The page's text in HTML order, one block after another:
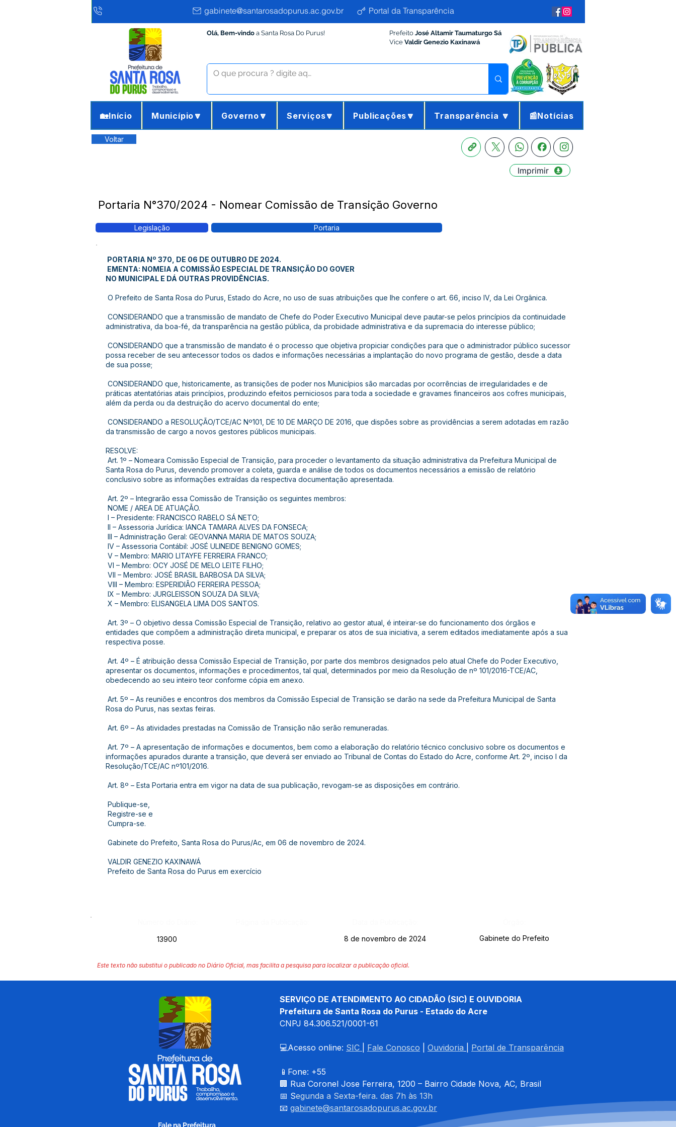
gabinete@santarosadopurus.ac.gov.br Portal da Transparência
Olá, Bem-vindo a Santa Rosa Do Purus! Prefeito José Altamir Taumaturgo Sá
Vice Valdir Genezio Kaxinawá
🏡Início Município🔽 Governo🔽 Serviços🔽 Publicações🔽 Transparência 🔽 📰Notícias
Voltar
Imprimir
Portaria N°370/2024 - Nomear Comissão de Transição Governo
Legislação Portaria
PORTARIA Nº 370, DE 06 DE OUTUBRO DE 2024.
EMENTA: NOMEIA A COMISSÃO ESPECIAL DE TRANSIÇÃO DO GOVER
NO MUNICIPAL E DÁ OUTRAS PROVIDÊNCIAS.
O Prefeito de Santa Rosa do Purus, Estado do Acre, no uso de suas atribuições que lhe confere o art. 66, inciso IV, da Lei Orgânica.
CONSIDERANDO que a transmissão de mandato de Chefe do Poder Executivo Municipal deve pautar-se pelos princípios da continuidade
administrativa, da boa-fé, da transparência na gestão pública, da probidade administrativa e da supremacia do interesse público;
CONSIDERANDO que a transmissão de mandato é o processo que objetiva propiciar condições para que o administrador público sucessor
possa receber de seu antecessor todos os dados e informações necessárias a implantação do novo programa de gestão, desde a data
de sua posse;
CONSIDERANDO que, historicamente, as transições de poder nos Municípios são marcadas por ocorrências de irregularidades e de
práticas atentatórias atais princípios, produzindo efeitos perniciosos para toda a sociedade e gravames financeiros aos cofres municipais,
além da perda ou da destruição do acervo documental do ente;
CONSIDERANDO a RESOLUÇÃO/TCE/AC Nº101, DE 10 DE MARÇO DE 2016, que dispões sobre as providências a serem adotadas em razão
da transmissão de cargo a novos gestores públicos municipais.
RESOLVE:
Art. 1º – Nomeara Comissão Especial de Transição, para proceder o levantamento da situação administrativa da Prefeitura Municipal de
Santa Rosa do Purus, devendo promover a coleta, guarda e análise de todos os documentos necessários a emissão de relatório
conclusivo sobre as informações extraídas da respectiva documentação apresentada.
Art. 2º – Integrarão essa Comissão de Transição os seguintes membros:
NOME / AREA DE ATUAÇÃO.
I – Presidente: FRANCISCO RABELO SÁ NETO;
II – Assessoria Jurídica: IANCA TAMARA ALVES DA FONSECA;
III – Administração Geral: GEOVANNA MARIA DE MATOS SOUZA;
IV – Assessoria Contábil: JOSÉ ULINEIDE BENIGNO GOMES;
V – Membro: MARIO LITAYFE FERREIRA FRANCO;
VI – Membro: OCY JOSÉ DE MELO LEITE FILHO;
VII – Membro: JOSÉ BRASIL BARBOSA DA SILVA;
VIII – Membro: ESPERIDIÃO FERREIRA PESSOA;
IX – Membro: JURGLEISSON SOUZA DA SILVA;
X – Membro: ELISANGELA LIMA DOS SANTOS.
Art. 3º – O objetivo dessa Comissão Especial de Transição, relativo ao gestor atual, é inteirar-se do funcionamento dos órgãos e
entidades que compõem a administração direta municipal, e preparar os atos de sua iniciativa, a serem editados imediatamente após a sua
respectiva posse.
Art. 4º – É atribuição dessa Comissão Especial de Transição, por parte dos membros designados pelo atual Chefe do Poder Executivo,
apresentar os documentos, informações e procedimentos, tal qual, determinados por meio da Resolução de nº 101/2016-TCE/AC,
obedecendo ao seu inteiro teor conforme cópia em anexo.
Art. 5º – As reuniões e encontros dos membros da Comissão Especial de Transição se darão na sede da Prefeitura Municipal de Santa
Rosa do Purus, nas sextas feiras.
Art. 6º – As atividades prestadas na Comissão de Transição não serão remuneradas.
Art. 7º – A apresentação de informações e documentos, bem como a elaboração do relatório técnico conclusivo sobre os documentos e
informações apurados durante a transição, que deverá ser enviado ao Tribunal de Contas do Estado do Acre, conforme Art. 2º, inciso I da
Resolução/TCE/AC nº101/2016.
Art. 8º – Esta Portaria entra em vigor na data de sua publicação, revogam-se as disposições em contrário.
Publique-se,
Registre-se e
Cumpra-se.
Gabinete do Prefeito, Santa Rosa do Purus/Ac, em 06 de novembro de 2024.
VALDIR GENEZIO KAXINAWÁ
Prefeito de Santa Rosa do Purus em exercício
13900
8 de novembro de 2024 Gabinete do Prefeito
Este texto não substitui o publicado no Diário Oficial, mas facilita a pesquisa para localizar a publicação oficial.
SERVIÇO DE ATENDIMENTO AO CIDADÃO (SIC) E OUVIDORIA
Prefeitura de Santa Rosa do Purus - Estado do Acre
CNPJ 84.306.521/0001-61
💻Acesso online: SIC Fale Conosco Ouvidoria Portal de Transparência
📱Fone: +55
🏢 Rua Coronel Jose Ferreira, 1200 – Bairro Cidade Nova, AC, Brasil
📅 Segunda a Sexta-feira. das 7h às 13h
📧 gabinete@santarosadopurus.ac.gov.br
Fale na Prefeitura